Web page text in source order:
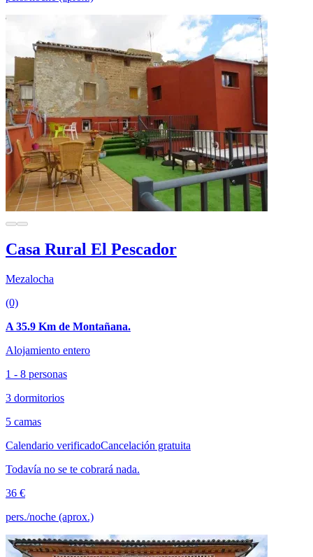
Casa Rural El Pescador
Mezalocha
(0)
A 35.9 Km de Montañana.
Alojamiento entero
1 - 8 personas
3 dormitorios
5 camas
Calendario verificadoCancelación gratuita
Todavía no se te cobrará nada.
36 €
pers./noche (aprox.)